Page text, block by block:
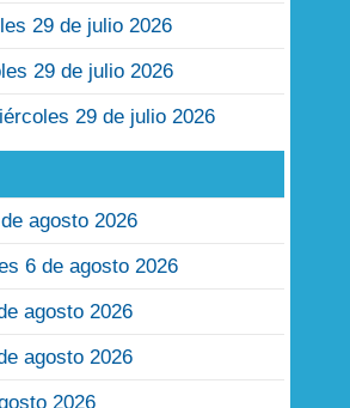
29 de julio 2026
29 de julio 2026
29 de julio 2026
agosto 2026
6 de agosto 2026
agosto 2026
agosto 2026
2026